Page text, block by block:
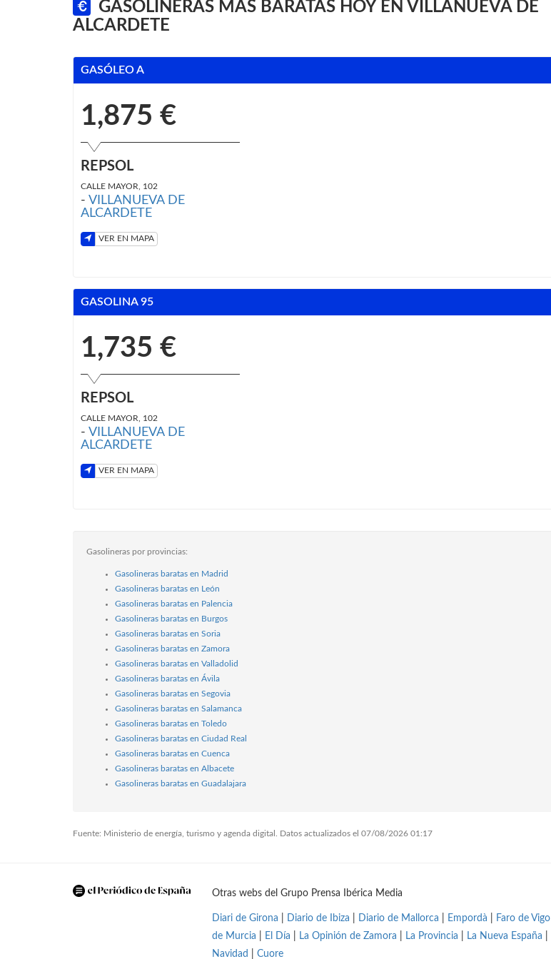
GASOLINERAS MÁS BARATAS HOY EN VILLANUEVA DE
ALCARDETE
GASÓLEO A
1,875 €
REPSOL
CALLE MAYOR, 102
- VILLANUEVA DE
ALCARDETE
VER EN MAPA
GASOLINA 95
1,735 €
REPSOL
CALLE MAYOR, 102
- VILLANUEVA DE
ALCARDETE
VER EN MAPA
Gasolineras por provincias:
Gasolineras baratas en Madrid
Gasolineras baratas en León
Gasolineras baratas en Palencia
Gasolineras baratas en Burgos
Gasolineras baratas en Soria
Gasolineras baratas en Zamora
Gasolineras baratas en Valladolid
Gasolineras baratas en Ávila
Gasolineras baratas en Segovia
Gasolineras baratas en Salamanca
Gasolineras baratas en Toledo
Gasolineras baratas en Ciudad Real
Gasolineras baratas en Cuenca
Gasolineras baratas en Albacete
Gasolineras baratas en Guadalajara
Fuente: Ministerio de energía, turismo y agenda digital. Datos actualizados el 07/08/2026 01:17
Otras webs del Grupo Prensa Ibérica Media
Diari de Girona Diario de Ibiza Diario de Mallorca Empordà Faro de Vigo
de Murcia
El Día La Opinión de Zamora La Provincia La Nueva España
Navidad
Cuore